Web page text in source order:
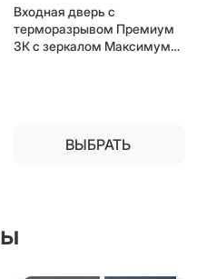
Входная дверь с
терморазрывом Премиум
3К с зеркалом Максимум
ВЫБРАТЬ